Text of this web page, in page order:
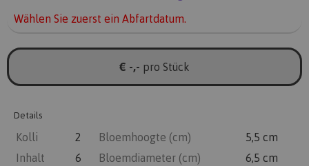
Wählen Sie zuerst ein Abfartdatum.
€ -,- pro Stück
Details
Kolli 2 Bloemhoogte (cm)
5,5 cm
Inhalt
6 Bloemdiameter (cm)
6,5 cm